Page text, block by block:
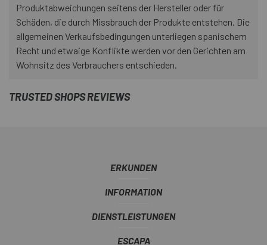
Produktabweichungen seitens der Hersteller oder für
Schäden, die durch Missbrauch der Produkte entstehen. Die
allgemeinen Verkaufsbedingungen unterliegen spanischem
Recht und etwaige Konflikte werden vor den Gerichten am
Wohnsitz des Verbrauchers entschieden.
TRUSTED SHOPS REVIEWS
ERKUNDEN
INFORMATION
DIENSTLEISTUNGEN
ESCAPA